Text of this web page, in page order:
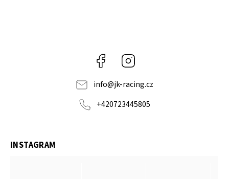
Facebook
info@jk-racing.cz
+420723445805
INSTAGRAM